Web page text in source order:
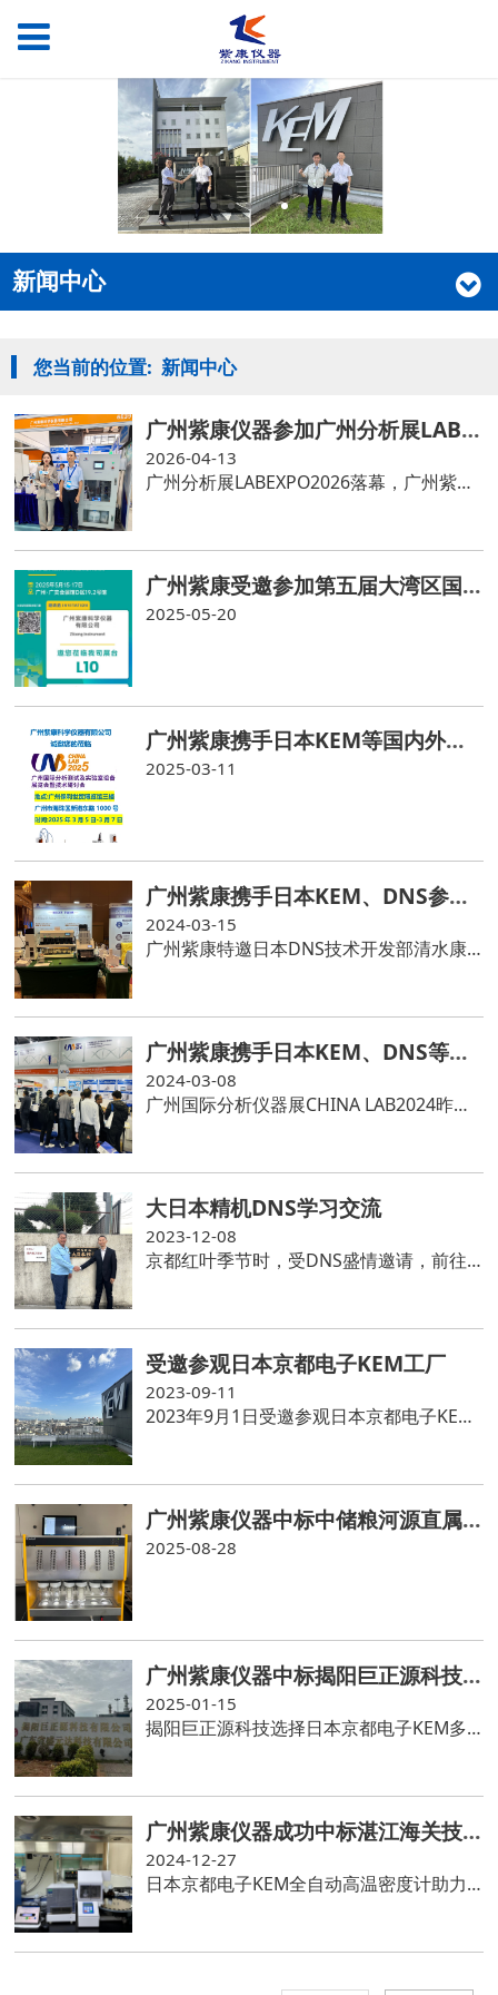
新闻中心
您当前的位置: 新闻中心
广州紫康仪器参加广州分析展LABEXPO2026
2026-04-13
广州分析展LABEXPO2026落幕，广州紫康仪器展示了日本京都电子KEM电位滴定仪，卡氏水分仪，密度计，折光仪等理化分析仪器，同时隆重推荐了公司自研产品- -在线自动滴定仪PAT 2000，化工仪器网做了专场直播和采访报道，我们和很多专业观众现场进行了技术交流，演示产品，解答疑问，获得一致好评和鼓励！
广州紫康受邀参加第五届大湾区国际胶粘剂及密封剂展
2025-05-20
广州紫康携手日本KEM等国内外知名分析仪器品牌参加广州国际分析仪器展CHINALAB 2025
2025-03-11
广州紫康携手日本KEM、DNS参加药检汇（广州站 2024）
2024-03-15
广州紫康特邀日本DNS技术开发部清水康典部长在DIQC2024药品质量控制与检验技术大会上做“肠溶剂溶出度试验的自动化”特别报告，介绍日本先进的溶出度仪自动化技术，引起参会嘉宾的浓厚兴趣和热烈讨论。
广州紫康携手日本KEM、DNS等国内外知名分析仪器品牌参加广州国际分析仪器展CHINALAB 2024
2024-03-08
广州国际分析仪器展CHINA LAB2024昨日落完美幕，感谢日本KEM，DNS等厂家的积极支持和配合，感恩新老客户光临广州紫康展台指导交流，广州紫康将一如既往秉承“诚信为本，专业为先”的文化理念，推荐精品仪器，尽心服务客户
大日本精机DNS学习交流
2023-12-08
京都红叶季节时，受DNS盛情邀请，前往工厂参观、学习和交流，收获满满！现场感受全自动溶出度试验仪的操作运行，DNS的溶出度试验仪确实代表了业界最先进水平！
受邀参观日本京都电子KEM工厂
2023-09-11
2023年9月1日受邀参观日本京都电子KEM工厂，了解KEM的历史文化，生产流程，制造工艺，近距离感受60多年的理化分析仪器品牌-精益求精、追求卓越！
广州紫康仪器中标中储粮河源直属库索氏抽提仪项目
2025-08-28
广州紫康仪器中标揭阳巨正源科技有限公司‌新材料基地 项目一阶段工程醋酸项目滴定仪、水分仪
2025-01-15
揭阳巨正源科技选择日本京都电子KEM多套电位滴定仪，卡氏水分仪，检测醋酸项目产品
广州紫康仪器成功中标湛江海关技术中心密度计检测项目
2024-12-27
日本京都电子KEM全自动高温密度计助力湛江海关检测原油密度